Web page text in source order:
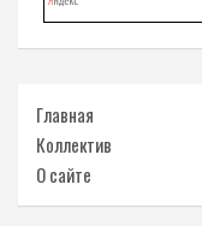
Главная
Коллектив
О сайте